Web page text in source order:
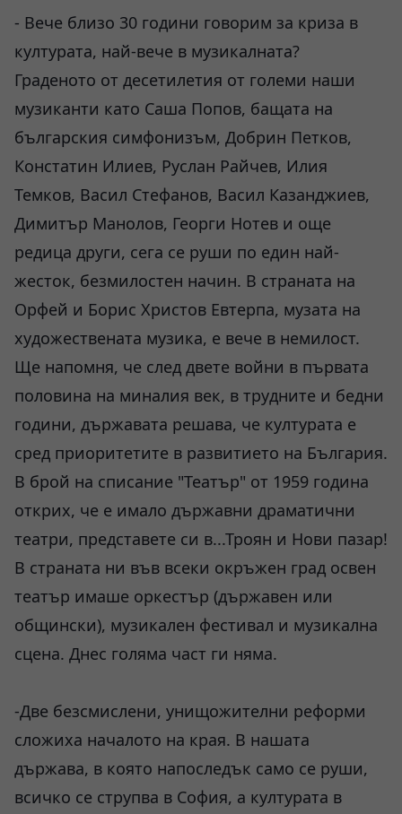
- Вече близо 30 години говорим за криза в
културата, най-вече в музикалната?
Граденото от десетилетия от големи наши
музиканти като Саша Попов, бащата на
българския симфонизъм, Добрин Петков,
Констатин Илиев, Руслан Райчев, Илия
Темков, Васил Стефанов, Васил Казанджиев,
Димитър Манолов, Георги Нотев и още
редица други, сега се руши по един най-
жесток, безмилостен начин. В страната на
Орфей и Борис Христов Евтерпа, музата на
художествената музика, е вече в немилост.
Ще напомня, че след двете войни в първата
половина на миналия век, в трудните и бедни
години, държавата решава, че културата е
сред приоритетите в развитието на България.
В брой на списание "Театър" от 1959 година
открих, че е имало държавни драматични
театри, представете си в...Троян и Нови пазар!
В страната ни във всеки окръжен град освен
театър имаше оркестър (държавен или
общински), музикален фестивал и музикална
сцена. Днес голяма част ги няма.
-Две безсмислени, унищожителни реформи
сложиха началото на края. В нашата
държава, в която напоследък само се руши,
всичко се струпва в София, а културата в